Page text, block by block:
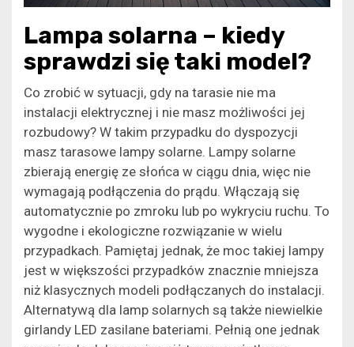
​Lampa solarna – kiedy
sprawdzi się taki model?
Co zrobić w sytuacji, gdy na tarasie nie ma
instalacji elektrycznej i nie masz możliwości jej
rozbudowy? W takim przypadku do dyspozycji
masz tarasowe lampy solarne. Lampy solarne
zbierają energię ze słońca w ciągu dnia, więc nie
wymagają podłączenia do prądu. Włączają się
automatycznie po zmroku lub po wykryciu ruchu. To
wygodne i ekologiczne rozwiązanie w wielu
przypadkach. Pamiętaj jednak, że moc takiej lampy
jest w większości przypadków znacznie mniejsza
niż klasycznych modeli podłączanych do instalacji.
Alternatywą dla lamp solarnych są także niewielkie
girlandy LED zasilane bateriami. Pełnią one jednak